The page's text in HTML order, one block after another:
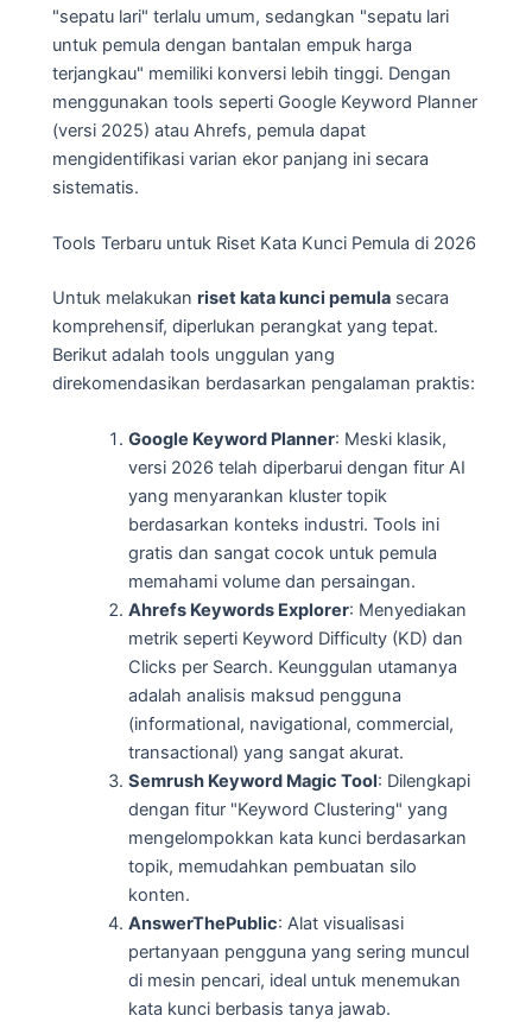
"sepatu lari" terlalu umum, sedangkan "sepatu lari
untuk pemula dengan bantalan empuk harga
terjangkau" memiliki konversi lebih tinggi. Dengan
menggunakan tools seperti Google Keyword Planner
(versi 2025) atau Ahrefs, pemula dapat
mengidentifikasi varian ekor panjang ini secara
sistematis.
Tools Terbaru untuk Riset Kata Kunci Pemula di 2026
Untuk melakukan riset kata kunci pemula secara
komprehensif, diperlukan perangkat yang tepat.
Berikut adalah tools unggulan yang
direkomendasikan berdasarkan pengalaman praktis:
Google Keyword Planner: Meski klasik,
versi 2026 telah diperbarui dengan fitur AI
yang menyarankan kluster topik
berdasarkan konteks industri. Tools ini
gratis dan sangat cocok untuk pemula
memahami volume dan persaingan.
Ahrefs Keywords Explorer: Menyediakan
metrik seperti Keyword Difficulty (KD) dan
Clicks per Search. Keunggulan utamanya
adalah analisis maksud pengguna
(informational, navigational, commercial,
transactional) yang sangat akurat.
Semrush Keyword Magic Tool: Dilengkapi
dengan fitur "Keyword Clustering" yang
mengelompokkan kata kunci berdasarkan
topik, memudahkan pembuatan silo
konten.
AnswerThePublic: Alat visualisasi
pertanyaan pengguna yang sering muncul
di mesin pencari, ideal untuk menemukan
kata kunci berbasis tanya jawab.